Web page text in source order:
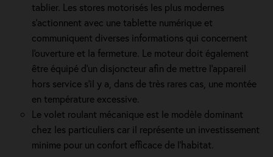
tablier. Les stores motorisés les plus modernes
s'actionnent avec une tablette numérique et
communiquent diverses informations qui concernent
l'ouverture et la fermeture. Le moteur doit également
être équipé d'un disjoncteur afin de mettre l'appareil
hors service s'il y a, dans de très rares cas, une montée
en température excessive.
Le volet roulant mécanique est le modèle dominant
chez les particuliers car il représente un investissement
minime pour un confort efficace de l'habitat.